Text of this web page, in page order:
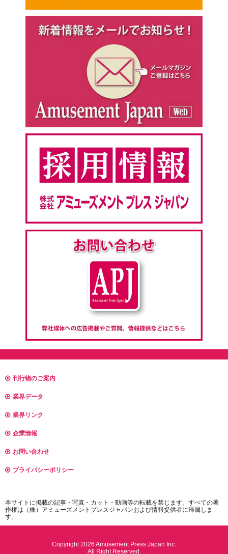
刊行物のご案内
業界データ
業界リンク
企業情報
お問い合わせ
プライバシーポリシー
本サイトに掲載の記事・写真・カット・動画等の転載を禁じます。すべての著
作権は（株）アミューズメントプレスジャパンおよび情報提供者に帰属しま
す。
Copyright 2026 Amusement Press Japan Inc.
All Right Reserved.